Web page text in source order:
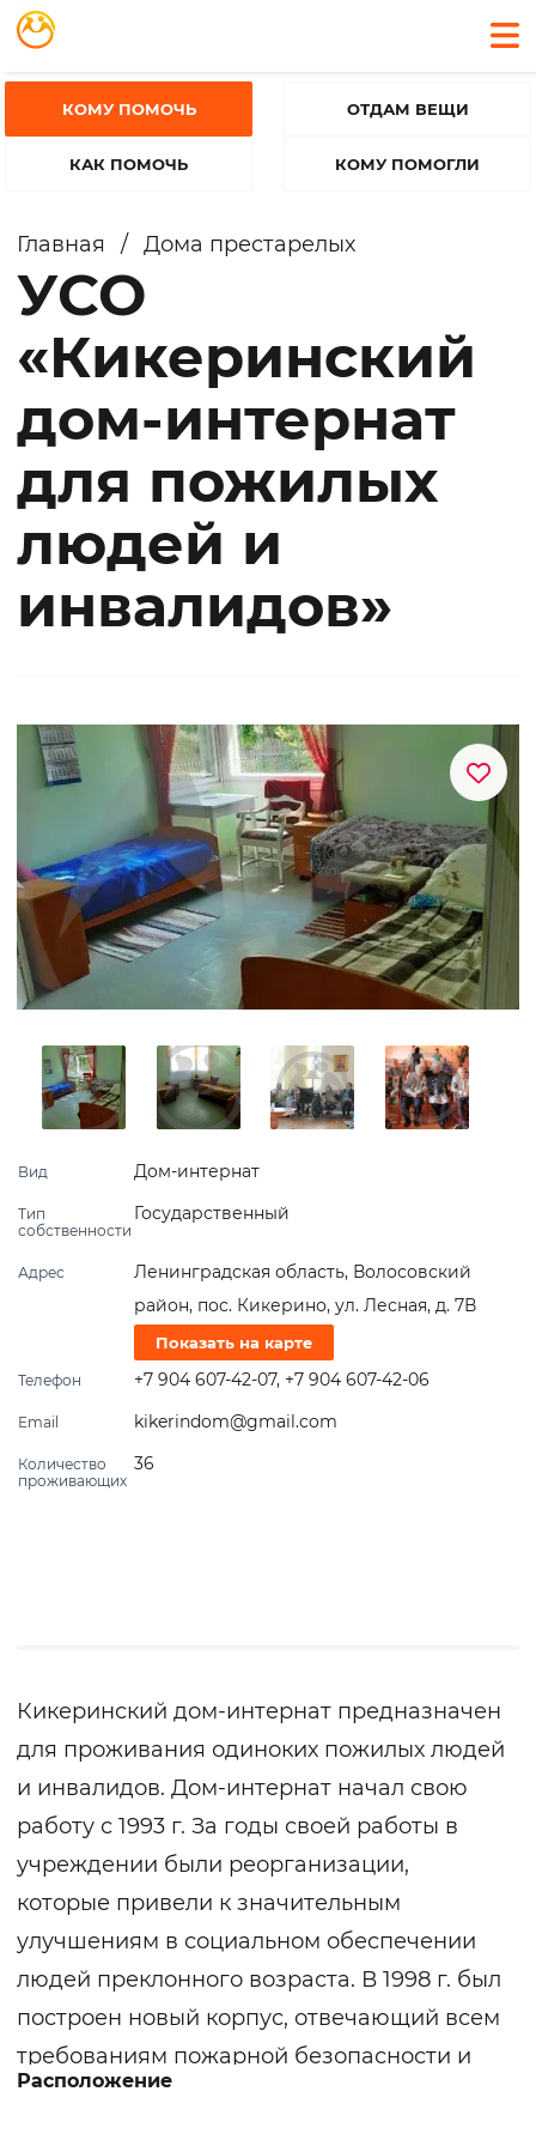
КОМУ ПОМОЧЬ
КАК ПОМОЧЬ
ОТДАМ ВЕЩИ
КОМУ ПОМОГЛИ
Главная / Дома престарелых
УСО
«Кикеринский
дом-интернат
для пожилых
людей и
инвалидов»
Вид Дом-интернат
Тип
собственности
Государственный
Адрес
Ленинградская область, Волосовский
район, пос. Кикерино, ул. Лесная, д. 7В
Показать на карте
Телефон +7 904 607-42-07, +7 904 607-42-06
Email kikerindom@gmail.com
Количество
проживающих
36
Кикеринский дом-интернат предназначен
для проживания одиноких пожилых людей
и инвалидов. Дом-интернат начал свою
работу с 1993 г. За годы своей работы в
учреждении были реорганизации,
которые привели к значительным
улучшениям в социальном обеспечении
людей преклонного возраста. В 1998 г. был
построен новый корпус, отвечающий всем
требованиям пожарной безопасности и
санитарным нормам. Территория дома-
Расположение